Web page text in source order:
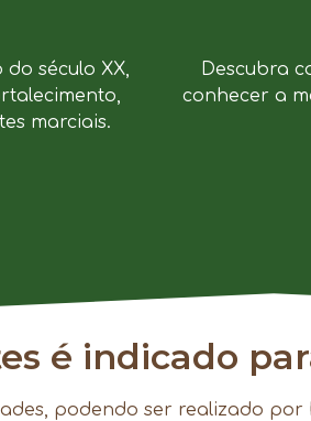
século XX,
marciais.
Descubra
conhecer a
é indicado
podendo ser realizado por